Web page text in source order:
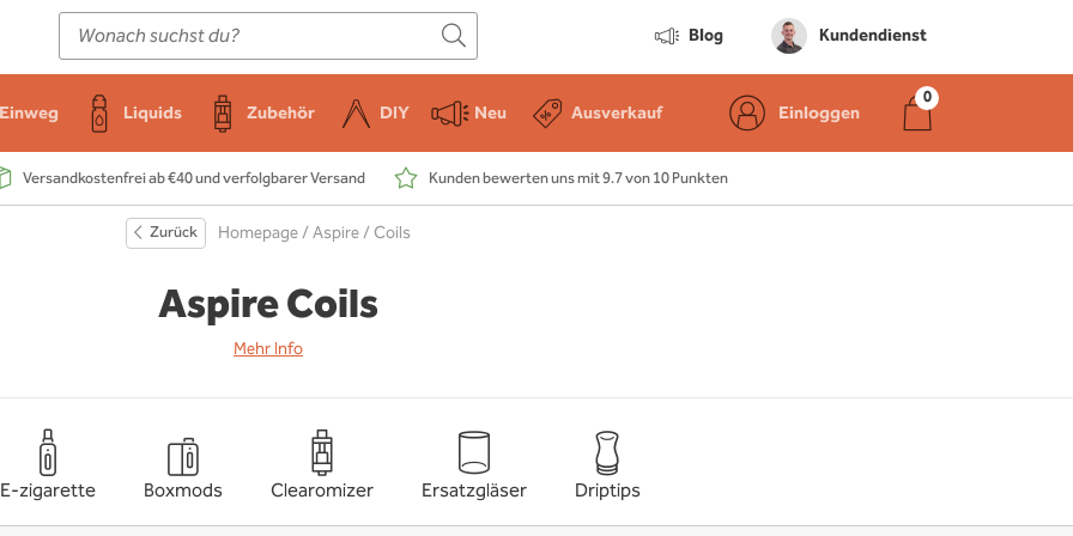
Blog Kundendienst
Einweg Liquids Zubehör DIY Neu Ausverkauf Einloggen
Versandkostenfrei ab €40 und verfolgbarer Versand Kunden bewerten uns mit 9.7 von 10 Punkten
E-Zigarette
Einweg
Liquids
Zubehör
DIY
Zurück Homepage/Aspire/ Coils
Aspire Coils
Mehr Info
E-zigarette Boxmods Clearomizer Ersatzgläser Driptips